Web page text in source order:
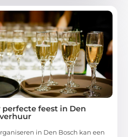
feest in Den
in Den Bosch kan een